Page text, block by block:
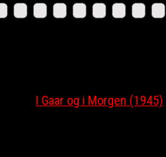
I Gaar og i Morgen (1945)